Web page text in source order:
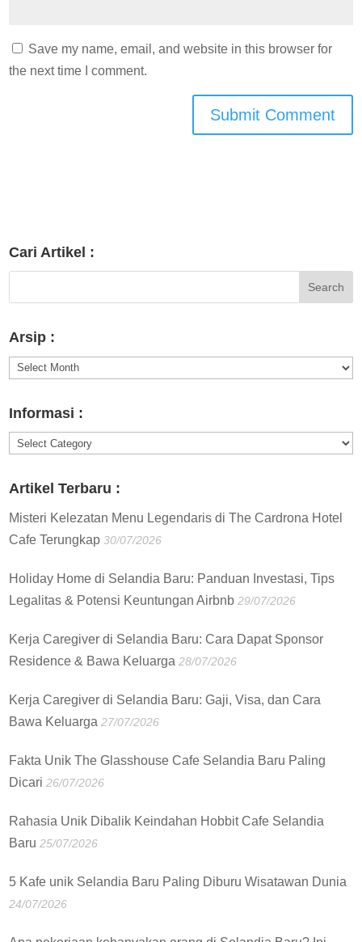
Save my name, email, and website in this browser for
the next time I comment.
Cari Artikel :
Arsip :
Arsip
Informasi :
Informasi
Artikel Terbaru :
Misteri Kelezatan Menu Legendaris di The Cardrona Hotel
Cafe Terungkap 30/07/2026
Holiday Home di Selandia Baru: Panduan Investasi, Tips
Legalitas & Potensi Keuntungan Airbnb 29/07/2026
Kerja Caregiver di Selandia Baru: Cara Dapat Sponsor
Residence & Bawa Keluarga 28/07/2026
Kerja Caregiver di Selandia Baru: Gaji, Visa, dan Cara
Bawa Keluarga 27/07/2026
Fakta Unik The Glasshouse Cafe Selandia Baru Paling
Dicari 26/07/2026
Rahasia Unik Dibalik Keindahan Hobbit Cafe Selandia
Baru 25/07/2026
5 Kafe unik Selandia Baru Paling Diburu Wisatawan Dunia
24/07/2026